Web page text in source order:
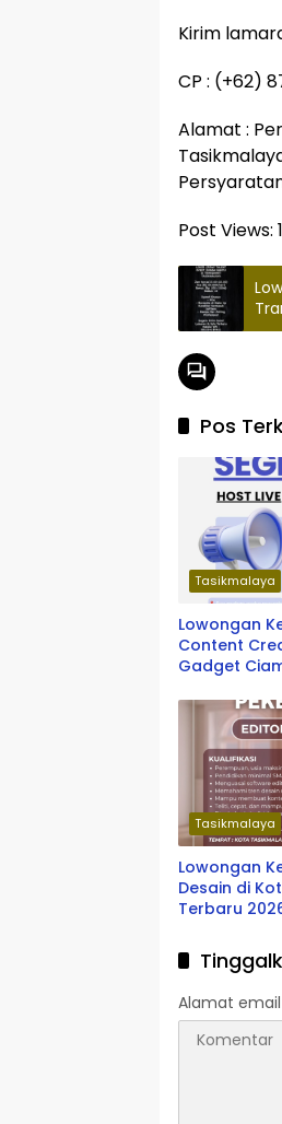
Kirim
CP : (+62)
Alamat :
Post Views:
Pos
Tasikmalaya
Lowongan
Content
Gadget
Tasikmalaya
Lowongan
Desain di
Terbaru
Alamat